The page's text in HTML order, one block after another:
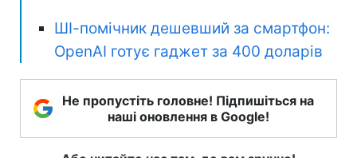
ШІ-помічник дешевший за смартфон:
OpenAI готує гаджет за 400 доларів
Не пропустіть головне! Підпишіться на
наші оновлення в Google!